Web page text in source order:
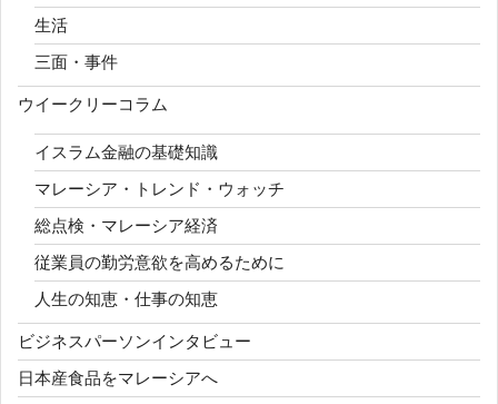
生活
三面・事件
ウイークリーコラム
イスラム金融の基礎知識
マレーシア・トレンド・ウォッチ
総点検・マレーシア経済
従業員の勤労意欲を高めるために
人生の知恵・仕事の知恵
ビジネスパーソンインタビュー
日本産食品をマレーシアへ